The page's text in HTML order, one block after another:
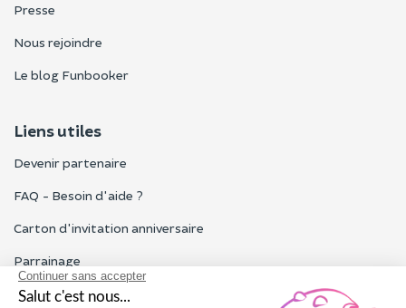
Presse
Nous rejoindre
Le blog Funbooker
Liens utiles
Devenir partenaire
FAQ - Besoin d'aide ?
Carton d'invitation anniversaire
Parrainage
Tous les avis Funbooker